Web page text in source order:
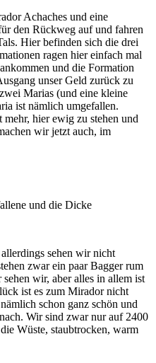
Achaches und eine
den Rückweg auf und fahren
Hier befinden sich die drei
ragen hier einfach mal
und die Formation
unser Geld zurück zu
Marias (und eine kleine
ist nämlich umgefallen.
hier ewig zu stehen und
wir jetzt auch, im
und die Dicke
allerdings sehen wir nicht
zwar ein paar Bagger rum
wir, aber alles in allem ist
ist es zum Mirador nicht
schon ganz schön und
Wir sind zwar nur auf 2400
Wüste, staubtrocken, warm